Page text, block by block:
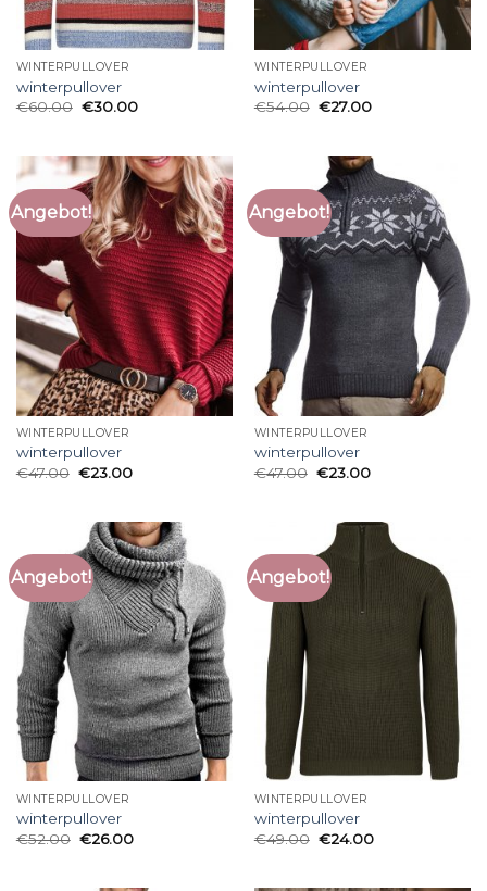
WINTERPULLOVER
winterpullover
€60.00 €30.00
WINTERPULLOVER
winterpullover
€54.00 €27.00
Angebot!
WINTERPULLOVER
winterpullover
€47.00 €23.00
Angebot!
WINTERPULLOVER
winterpullover
€47.00 €23.00
Angebot!
WINTERPULLOVER
winterpullover
€52.00 €26.00
Angebot!
WINTERPULLOVER
winterpullover
€49.00 €24.00